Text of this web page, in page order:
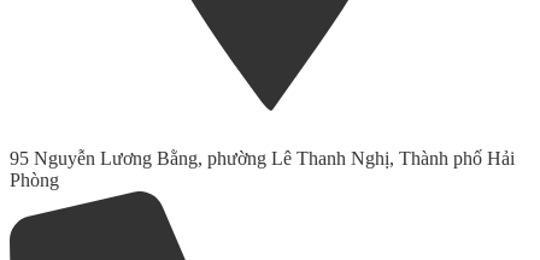
95 Nguyễn Lương Bằng, phường Lê Thanh Nghị, Thành phố Hải
Phòng